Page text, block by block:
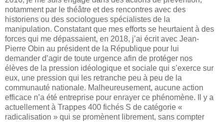
notamment par le théâtre et des rencontres avec des
historiens ou des sociologues spécialistes de la
manipulation. Constatant que mes efforts se heurtaient à des
forces qui me dépassaient, en 2018, j’ai écrit avec Jean-
Pierre Obin au président de la République pour lui
demander d’agir de toute urgence afin de protéger nos
élèves de la pression idéologique et sociale qui s’exerce sur
eux, une pression qui les retranche peu à peu de la
communauté nationale. Malheureusement, aucune action
efficace n’a été entreprise pour enrayer ce phénomène. Il y a
actuellement à Trappes 400 fichés S de catégorie «
radicalisation » qui se promènent librement, sans compter